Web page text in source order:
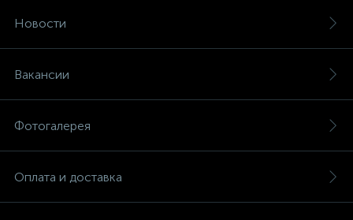
Новости
Вакансии
Фотогалерея
Оплата и доставка